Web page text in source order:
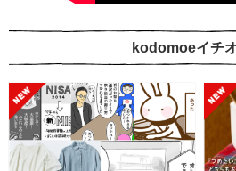
kodomoeイチ